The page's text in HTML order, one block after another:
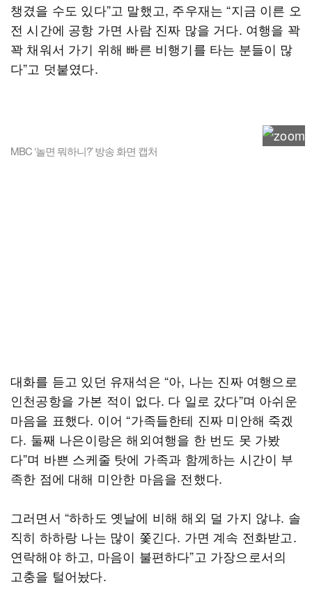
챙겼을 수도 있다”고 말했고, 주우재는 “지금 이른 오
전 시간에 공항 가면 사람 진짜 많을 거다. 여행을 꽉
꽉 채워서 가기 위해 빠른 비행기를 타는 분들이 많
다”고 덧붙였다.
MBC ‘놀면 뭐하니?’ 방송 화면 캡처
대화를 듣고 있던 유재석은 “아, 나는 진짜 여행으로
인천공항을 가본 적이 없다. 다 일로 갔다”며 아쉬운
마음을 표했다. 이어 “가족들한테 진짜 미안해 죽겠
다. 둘째 나은이랑은 해외여행을 한 번도 못 가봤
다”며 바쁜 스케줄 탓에 가족과 함께하는 시간이 부
족한 점에 대해 미안한 마음을 전했다.
그러면서 “하하도 옛날에 비해 해외 덜 가지 않냐. 솔
직히 하하랑 나는 많이 쫓긴다. 가면 계속 전화받고.
연락해야 하고, 마음이 불편하다”고 가장으로서의
고충을 털어놨다.